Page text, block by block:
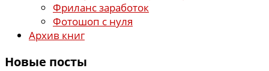
Фриланс заработок
Фотошоп с нуля
Архив книг
Новые посты